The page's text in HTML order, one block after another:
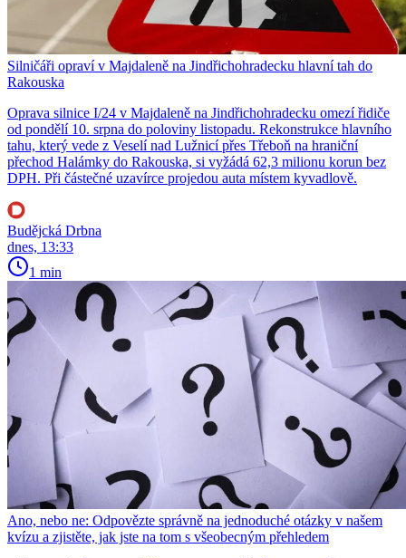
Silničáři opraví v Majdaleně na Jindřichohradecku hlavní tah do
Rakouska
Oprava silnice I/24 v Majdaleně na Jindřichohradecku omezí řidiče
od pondělí 10. srpna do poloviny listopadu. Rekonstrukce hlavního
tahu, který vede z Veselí nad Lužnicí přes Třeboň na hraniční
přechod Halámky do Rakouska, si vyžádá 62,3 milionu korun bez
DPH. Při částečné uzavírce projedou auta místem kyvadlově.
Budějcká Drbna
dnes, 13:33
1 min
Ano, nebo ne: Odpovězte správně na jednoduché otázky v našem
kvízu a zjistěte, jak jste na tom s všeobecným přehledem